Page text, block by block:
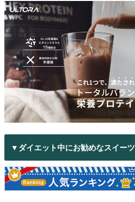
▼ダイエット中にお勧めなスイーツ